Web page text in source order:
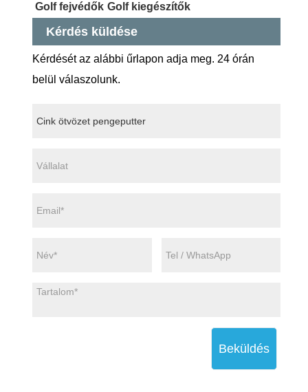
Golf fejvédők Golf kiegészítők
Kérdés küldése
Kérdését az alábbi űrlapon adja meg. 24 órán
belül válaszolunk.
Beküldés